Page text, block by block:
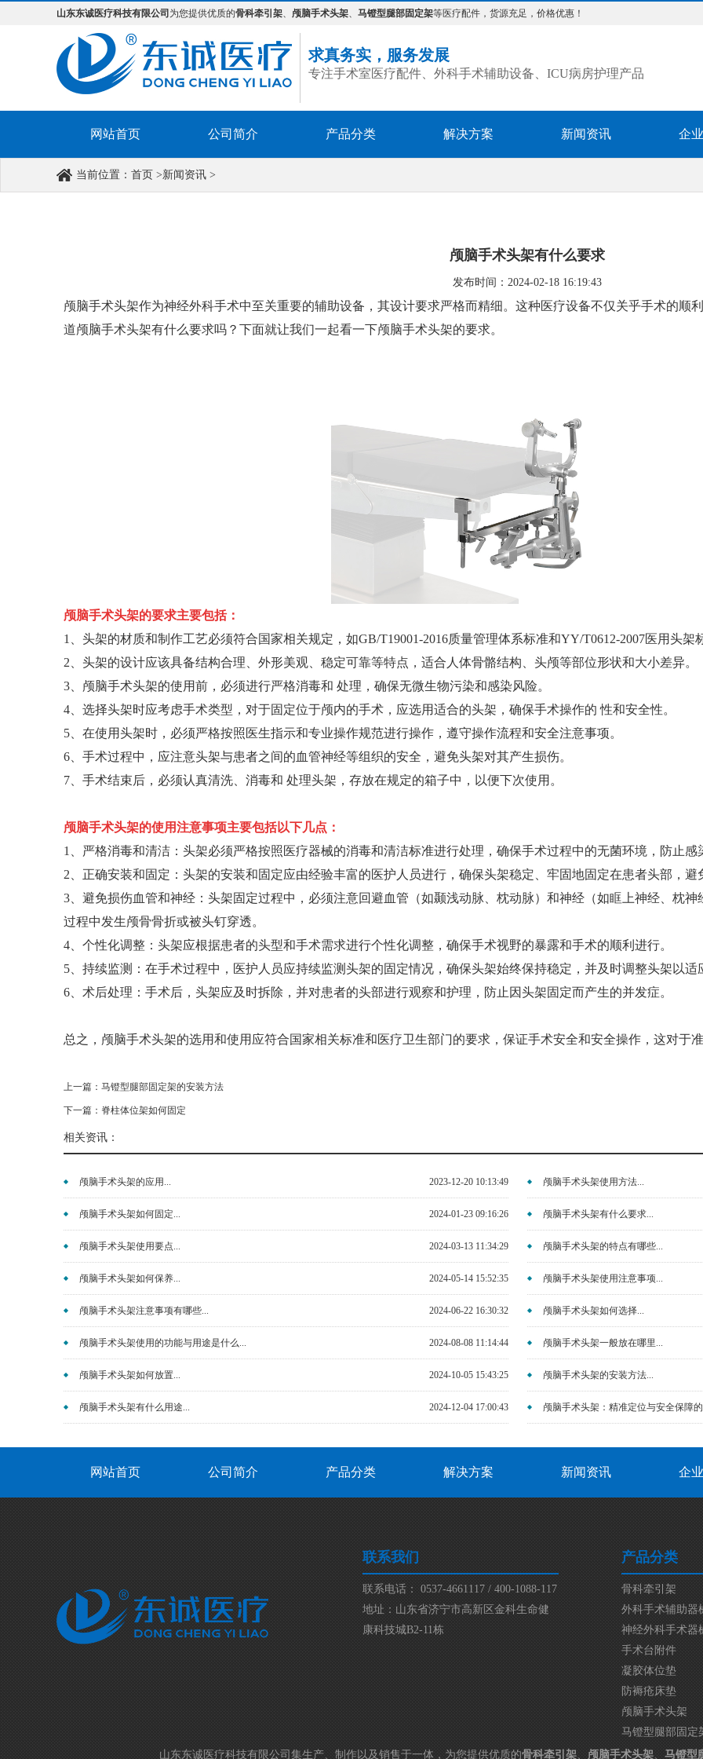
山东东诚医疗科技有限公司 为您提供优质的骨科牵引架、 颅脑手术头架、 马镫型腿部固定架等医疗配件，货源充足，价格优惠！
求真务实，服务发展
专注手术室医疗配件、外科手术辅助设备、ICU病房护理产品
网站首页 公司简介 产品分类 解决方案 新闻资讯 企
当前位置： 首页 >新闻资讯 >
颅脑手术头架有什么要求
发布时间：2024-02-18 16:19:43
颅脑手术头架作为神经外科手术中至关重要的辅助设备，其设计要求严格而精细。这种医疗设备不仅关乎手术的顺
道颅脑手术头架有什么要求吗？下面就让我们一起看一下颅脑手术头架的要求。
颅脑手术头架的要求主要包括：
1、头架的材质和制作工艺必须符合国家相关规定，如GB/T19001-2016质量管理体系标准和YY/T0612-2007医用头架
2、头架的设计应该具备结构合理、外形美观、稳定可靠等特点，适合人体骨骼结构、头颅等部位形状和大小差异。
3、颅脑手术头架的使用前，必须进行严格消毒和 处理，确保无微生物污染和感染风险。
4、选择头架时应考虑手术类型，对于固定位于颅内的手术，应选用适合的头架，确保手术操作的 性和安全性。
5、在使用头架时，必须严格按照医生指示和专业操作规范进行操作，遵守操作流程和安全注意事项。
6、手术过程中，应注意头架与患者之间的血管神经等组织的安全，避免头架对其产生损伤。
7、手术结束后，必须认真清洗、消毒和 处理头架，存放在规定的箱子中，以便下次使用。
颅脑手术头架的使用注意事项主要包括以下几点：
1、严格消毒和清洁：头架必须严格按照医疗器械的消毒和清洁标准进行处理，确保手术过程中的无菌环境，防止感
2、正确安装和固定：头架的安装和固定应由经验丰富的医护人员进行，确保头架稳定、牢固地固定在患者头部，避
3、避免损伤血管和神经：头架固定过程中，必须注意回避血管（如颞浅动脉、枕动脉）和神经（如眶上神经、枕
过程中发生颅骨骨折或被头钉穿透。
4、个性化调整：头架应根据患者的头型和手术需求进行个性化调整，确保手术视野的暴露和手术的顺利进行。
5、持续监测：在手术过程中，医护人员应持续监测头架的固定情况，确保头架始终保持稳定，并及时调整头架以适
6、术后处理：手术后，头架应及时拆除，并对患者的头部进行观察和护理，防止因头架固定而产生的并发症。
总之，颅脑手术头架的选用和使用应符合国家相关标准和医疗卫生部门的要求，保证手术安全和安全操作，这对于
上一篇： 马镫型腿部固定架的安装方法
下一篇： 脊柱体位架如何固定
相关资讯：
2023-12-20 10:13:49
颅脑手术头架的应用... 颅脑手术头架使用方法...
2024-01-23 09:16:26
颅脑手术头架如何固定... 颅脑手术头架有什么要求...
2024-03-13 11:34:29
颅脑手术头架使用要点... 颅脑手术头架的特点有哪些...
2024-05-14 15:52:35
颅脑手术头架如何保养... 颅脑手术头架使用注意事项...
2024-06-22 16:30:32
颅脑手术头架注意事项有哪些... 颅脑手术头架如何选择...
2024-08-08 11:14:44
颅脑手术头架使用的功能与用途是什么... 颅脑手术头架一般放在哪里...
2024-10-05 15:43:25
颅脑手术头架如何放置... 颅脑手术头架的安装方法...
2024-12-04 17:00:43
颅脑手术头架有什么用途... 颅脑手术头架：精准定位与安全保障
网站首页 公司简介 产品分类 解决方案 新闻资讯 企
联系我们
联系电话： 0537-4661117 / 400-1088-117
地址：山东省济宁市高新区金科生命健
康科技城B2-11栋
产品分类
骨科牵引架
外科手术辅助器
神经外科手术器
手术台附件
凝胶体位垫
防褥疮床垫
颅脑手术头架
马镫型腿部固定
山东东诚医疗科技有限公司集生产、制作以及销售于一体，为您提供优质的骨科牵引架 颅脑手术头架 马镫型